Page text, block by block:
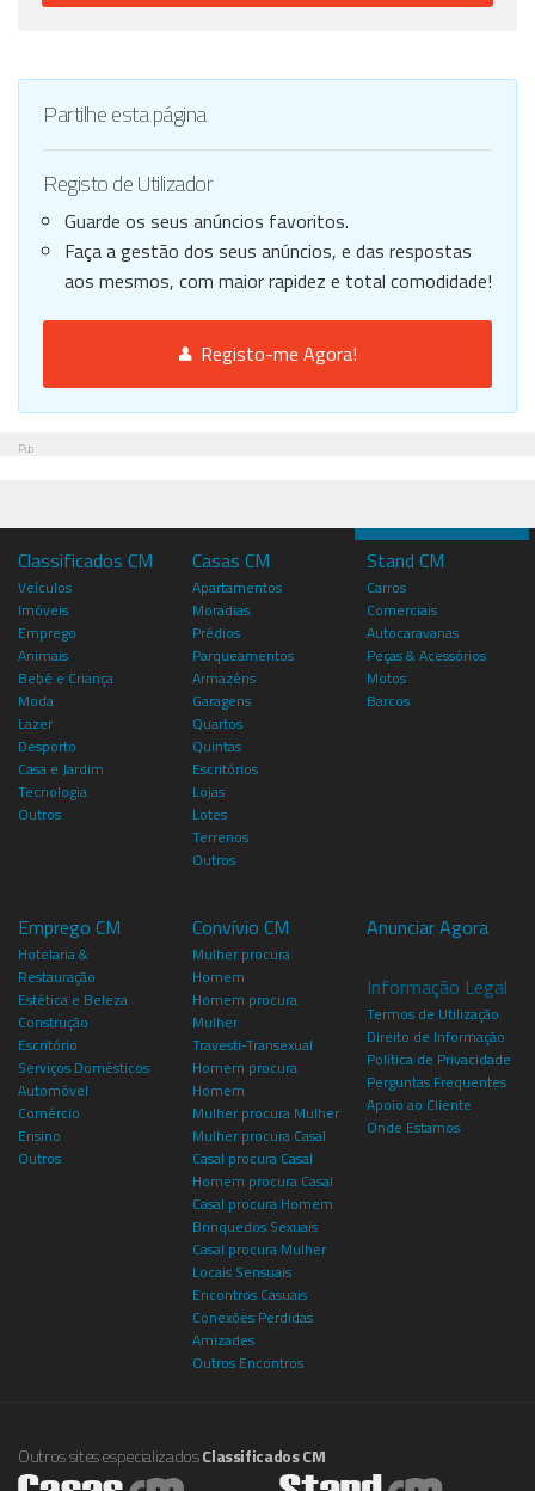
Partilhe esta página
Registo de Utilizador
Guarde os seus anúncios favoritos.
Faça a gestão dos seus anúncios, e das respostas
aos mesmos, com maior rapidez e total comodidade!
Registo-me Agora!
Pub
Classificados CM
Veículos
Imóveis
Emprego
Animais
Bebé e Criança
Moda
Lazer
Desporto
Casa e Jardim
Tecnologia
Outros
Casas CM
Apartamentos
Moradias
Prédios
Parqueamentos
Armazéns
Garagens
Quartos
Quintas
Escritórios
Lojas
Lotes
Terrenos
Outros
Stand CM
Carros
Comerciais
Autocaravanas
Peças & Acessórios
Motos
Barcos
Emprego CM
Hotelaria &
Restauração
Estética e Beleza
Construção
Escritório
Serviços Domésticos
Automóvel
Comércio
Ensino
Outros
Convívio CM
Mulher procura
Homem
Homem procura
Mulher
Travesti-Transexual
Homem procura
Homem
Mulher procura Mulher
Mulher procura Casal
Casal procura Casal
Homem procura Casal
Casal procura Homem
Brinquedos Sexuais
Casal procura Mulher
Locais Sensuais
Encontros Casuais
Conexões Perdidas
Amizades
Outros Encontros
Anunciar Agora
Informação Legal
Termos de Utilização
Direito de Informação
Política de Privacidade
Perguntas Frequentes
Apoio ao Cliente
Onde Estamos
Outros sites especializadosClassificados CM